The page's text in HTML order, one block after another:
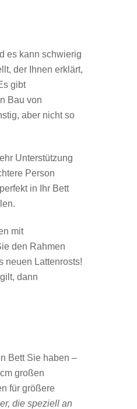
es kann schwierig
der Ihnen erklärt,
gibt
Bau von
aber nicht so
Unterstützung
Person
in Ihr Bett
mit
den Rahmen
neuen Lattenrosts!
dann
Bett Sie haben –
großen
für größere
die speziell an